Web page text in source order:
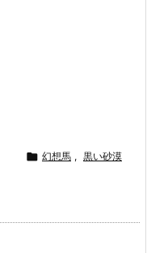
 幻想馬 , 黒い砂漠